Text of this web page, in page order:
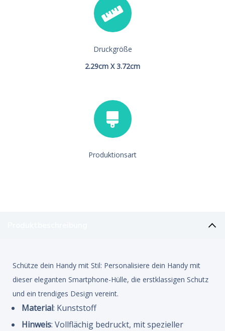
Druckgröße
2.29cm X 3.72cm
Produktionsart
Schütze dein Handy mit Stil: Personalisiere dein Handy mit
dieser eleganten Smartphone-Hülle, die erstklassigen Schutz
und ein trendiges Design vereint.
Material: Kunststoff
Hinweis: Vollflächig bedruckt, mit spezieller